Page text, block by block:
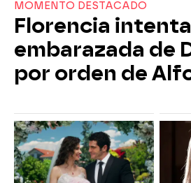
MOMENTO DESTACADO
Florencia
embarazada de
por orden de